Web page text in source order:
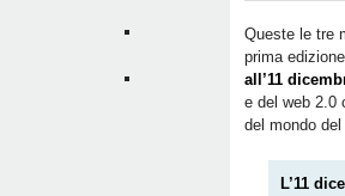
Queste le tre
prima
all’11
e del web 2.0
del mondo
L’11